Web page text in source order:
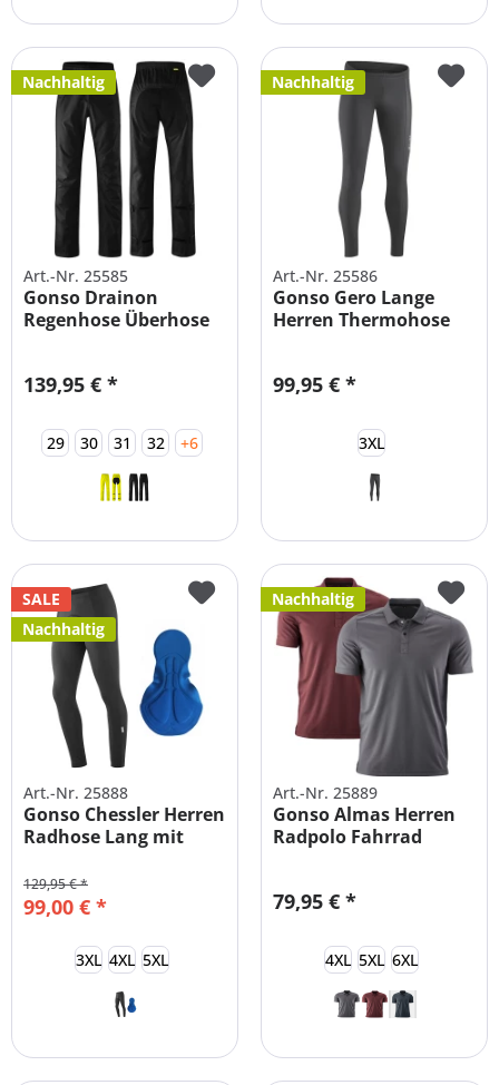
Nachhaltig
Art.-Nr. 25585
Gonso Drainon
Regenhose Überhose
139,95 € *
29 30 31 32 +6
Nachhaltig
Art.-Nr. 25586
Gonso Gero Lange
Herren Thermohose
99,95 € *
3XL
SALE
Nachhaltig
Art.-Nr. 25888
Gonso Chessler Herren
Radhose Lang mit
99,00 € *
129,95 € *
3XL 4XL 5XL
Nachhaltig
Art.-Nr. 25889
Gonso Almas Herren
Radpolo Fahrrad
79,95 € *
4XL 5XL 6XL